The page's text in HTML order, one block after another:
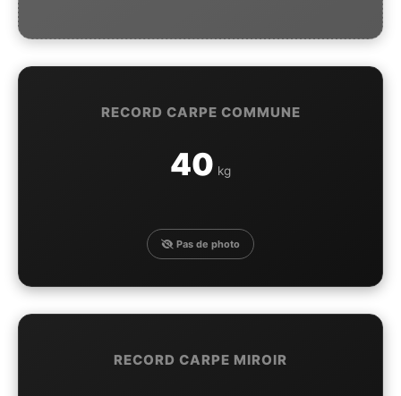
RECORD CARPE COMMUNE
40 kg
Pas de photo
RECORD CARPE MIROIR